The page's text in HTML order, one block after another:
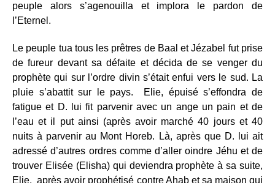
peuple alors s’agenouilla et implora le pardon de
l’Eternel.
Le peuple tua tous les prêtres de Baal et Jézabel fut prise
de fureur devant sa défaite et décida de se venger du
prophète qui sur l’ordre divin s’était enfui vers le sud. La
pluie s’abattit sur le pays. Elie, épuisé s’effondra de
fatigue et D. lui fit parvenir avec un ange un pain et de
l’eau et il put ainsi (après avoir marché 40 jours et 40
nuits à parvenir au Mont Horeb. Là, après que D. lui ait
adressé d’autres ordres comme d’aller oindre Jéhu et de
trouver Elisée (Elisha) qui deviendra prophète à sa suite,
Elie, après avoir prophétisé contre Ahab et sa maison qui